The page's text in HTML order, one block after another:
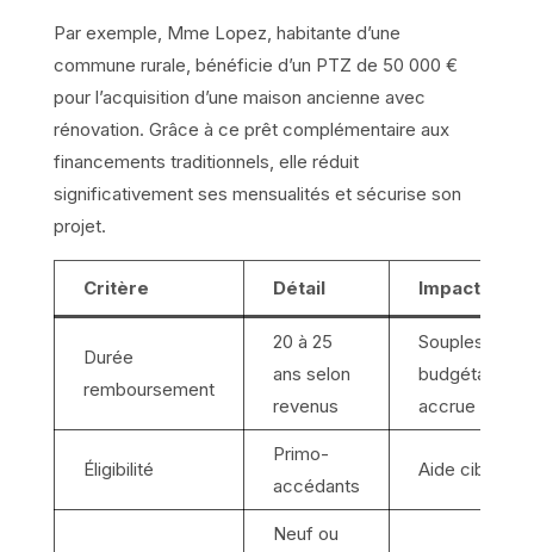
Par exemple, Mme Lopez, habitante d’une
commune rurale, bénéficie d’un PTZ de 50 000 €
pour l’acquisition d’une maison ancienne avec
rénovation. Grâce à ce prêt complémentaire aux
financements traditionnels, elle réduit
significativement ses mensualités et sécurise son
projet.
Critère Détail Impact
Durée
remboursement
20 à 25
ans selon
revenus
Souplesse
budgétaire
accrue
Éligibilité
Primo-
accédants
Aide ciblée
Neuf ou